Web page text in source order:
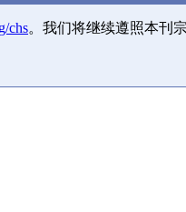
chs。我们将继续遵照本刊